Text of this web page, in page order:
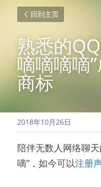
回到主页
熟悉的
嘀嘀嘀嘀
商标
2018年10月26日
陪伴无数人网络聊
嘀”，如今可以注册